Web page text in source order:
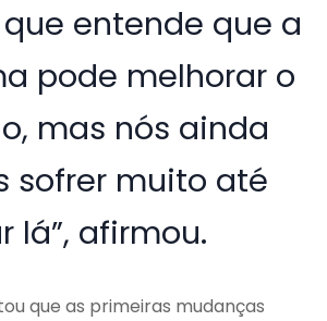
entende que a
pode melhorar o
mas nós ainda
sofrer muito até
lá”, afirmou.
que as primeiras mudanças